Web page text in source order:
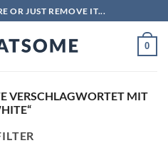
OR JUST REMOVE IT...
0
VERSCHLAGWORTET MIT